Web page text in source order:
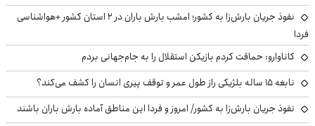
نفوذ جریان بارش‌زا به کشور؛ امشب بارش باران در ۲ استان کشور +هواشناسی
فردا
کاناوارو: حماقت کردم بازیکن استقلال را به جام‌جهانی بردم
نابغه ۱۵ ساله بلژیکی راز طول عمر و توقف پیری انسان را کشف می‌کند؟
نفوذ جریان بارش‌زا به کشور/ امروز و فردا این مناطق آماده بارش باران باشند